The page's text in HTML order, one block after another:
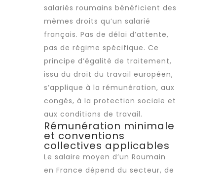
salariés roumains bénéficient des
mêmes droits qu’un salarié
français. Pas de délai d’attente,
pas de régime spécifique. Ce
principe d’égalité de traitement,
issu du droit du travail européen,
s’applique à la rémunération, aux
congés, à la protection sociale et
aux conditions de travail.
Rémunération minimale
et conventions
collectives applicables
Le salaire moyen d’un Roumain
en France dépend du secteur, de